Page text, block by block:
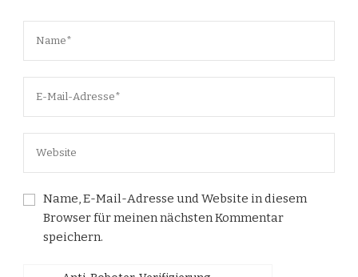
Name, E-Mail-Adresse und Website in diesem
Browser für meinen nächsten Kommentar
speichern.